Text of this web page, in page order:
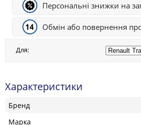
Персональні знижки на
Обмін або повернення
Для:
Характеристики
Бренд
Марка